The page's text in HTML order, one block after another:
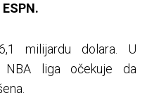
milijardu dolara. U
liga očekuje da